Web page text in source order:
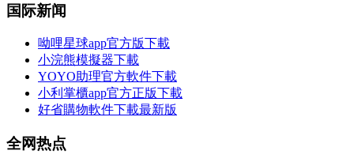
国际新闻
呦哩星球app官方版下載
小浣熊模擬器下載
YOYO助理官方軟件下載
小利掌櫃app官方正版下載
好省購物軟件下載最新版
全网热点